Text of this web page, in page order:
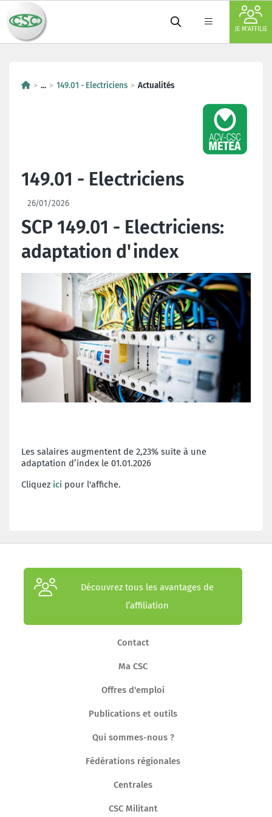
JE M'AFFILIE
... 149.01 - Electriciens Actualités
149.01 - Electriciens
26/01/2026
SCP 149.01 - Electriciens:
adaptation d'index
Les salaires augmentent de 2,23% suite à une
adaptation d’index le 01.01.2026
Cliquez ici pour l'affiche.
Découvrez tous les avantages de
l’affiliation
Contact
Ma CSC
Offres d'emploi
Publications et outils
Qui sommes-nous ?
Fédérations régionales
Centrales
CSC Militant